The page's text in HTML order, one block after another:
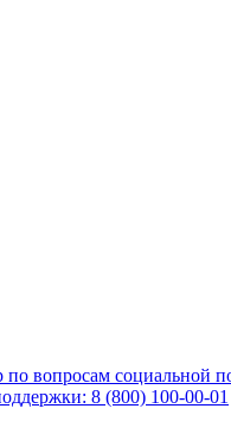
вопросам социальной
8 (800) 100-00-01